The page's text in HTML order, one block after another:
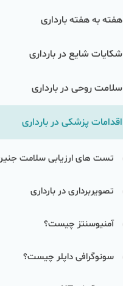
هفته به هفته بارداری
شکایات شایع در بارداری
سلامت روحی در بارداری
اقدامات پزشکی در بارداری
تست های ارزیابی سلامت
تصویر‌برداری در بارداری
آمنیوسنتز چیست؟
سونوگرافی داپلر چیست؟